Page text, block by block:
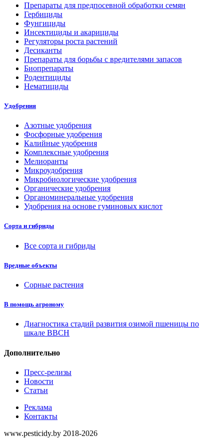
Препараты для предпосевной обработки семян
Гербициды
Фунгициды
Инсектициды и акарициды
Регуляторы роста растений
Десиканты
Препараты для борьбы с вредителями запасов
Биопрепараты
Родентициды
Нематициды
Удобрения
Азотные удобрения
Фосфорные удобрения
Калийные удобрения
Комплексные удобрения
Мелиоранты
Микроудобрения
Микробиологические удобрения
Органические удобрения
Органоминеральные удобрения
Удобрения на основе гуминовых кислот
Сорта и гибриды
Все сорта и гибриды
Вредные объекты
Сорные растения
В помощь агроному
Диагностика стадий развития озимой пшеницы по
шкале ВВСН
Дополнительно
Пресс-релизы
Новости
Статьи
Реклама
Контакты
www.pesticidy.by 2018-2026